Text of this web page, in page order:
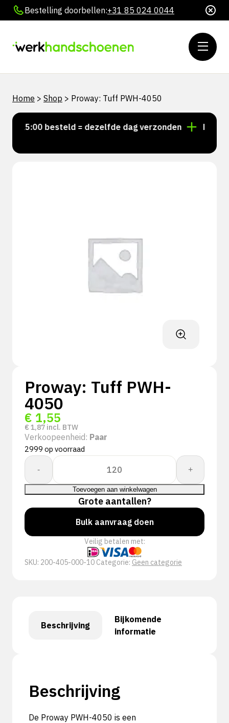
Bestelling doorbellen:+31 85 024 0044
Home > Shop > Proway: Tuff PWH-4050
15:00 besteld = dezelfde dag verzonden
Proway: Tuff PWH-
4050
€ 1,55
€ 1,87 incl. BTW
Verkoopeenheid: Paar
2999 op voorraad
-
Proway:
Tuff
PWH-
4050
aantal
+
Toevoegen aan winkelwagen
Grote aantallen?
Bulk aanvraag doen
Veilig betalen met:
SKU: 200-405-000-10 Categorie: Geen categorie
Beschrijving
Bijkomende
informatie
Beschrijving
De Proway PWH-4050 is een